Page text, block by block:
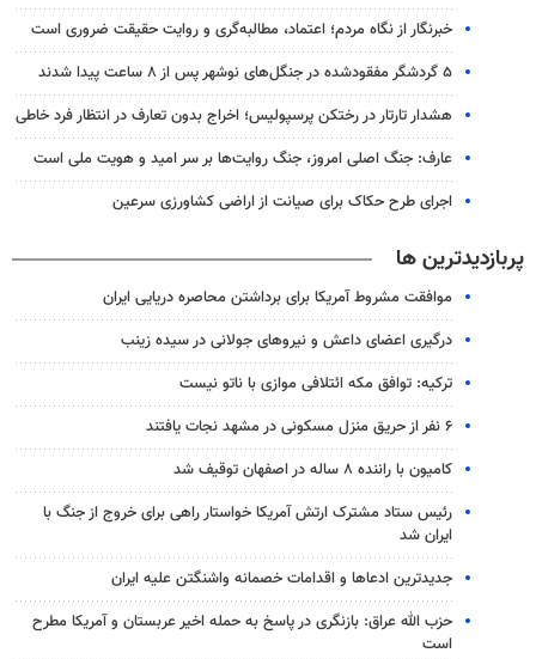
خبرنگار از نگاه مردم؛ اعتماد، مطالبه‌گری و روایت حقیقت ضروری است
۵ گردشگر مفقودشده در جنگل‌های نوشهر پس از ۸ ساعت پیدا شدند
هشدار تارتار در رختکن پرسپولیس؛ اخراج بدون تعارف در انتظار فرد خاطی
عارف: جنگ اصلی امروز، جنگ روایت‌ها بر سر امید و هویت ملی است
اجرای طرح حکاک برای صیانت از اراضی کشاورزی سرعین
پربازدیدترین ها
موافقت مشروط آمریکا برای برداشتن محاصره دریایی ایران
درگیری اعضای داعش و نیروهای جولانی در سیده زینب
ترکیه: توافق مکه ائتلافی موازی با ناتو نیست
۶ نفر از حریق منزل مسکونی در مشهد نجات یافتند
کامیون با راننده ۸ ساله در اصفهان توقیف شد
رئیس ستاد مشترک ارتش آمریکا خواستار راهی برای خروج از جنگ با
ایران شد
جدیدترین ادعاها و اقدامات خصمانه واشنگتن علیه ایران
حزب الله عراق: بازنگری در پاسخ به حمله اخیر عربستان و آمریکا مطرح
است